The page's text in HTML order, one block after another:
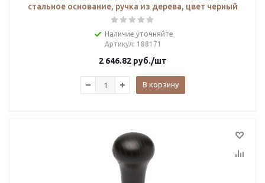
стальное основание, ручка из дерева, цвет черный
Наличие уточняйте
Артикул: 188171
2 646.82 руб./шт
В корзину